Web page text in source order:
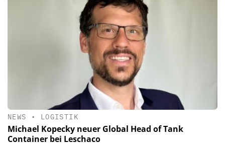
NEWS • LOGISTIK
Michael Kopecky neuer Global Head of Tank
Container bei Leschaco